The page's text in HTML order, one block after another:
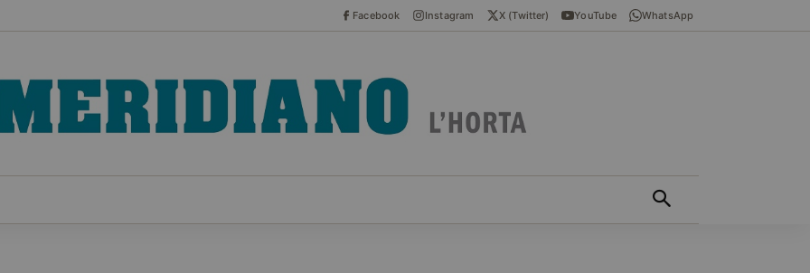
Facebook Instagram X (Twitter) YouTube WhatsApp